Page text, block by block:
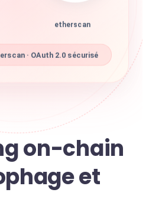
etherscan
· OAuth 2.0 sécurisé
on-chain
et